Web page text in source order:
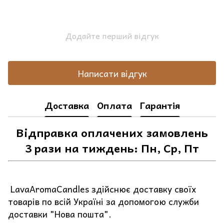
Додайте перший відгук
Написати відгук
Доставка Оплата Гарантія
Відправка оплачених замовлень
3 рази на тиждень: Пн, Ср, Пт
LavaAromaCandles здійснює доставку своїх
товарів по всій Україні за допомогою служби
доставки "Нова пошта".